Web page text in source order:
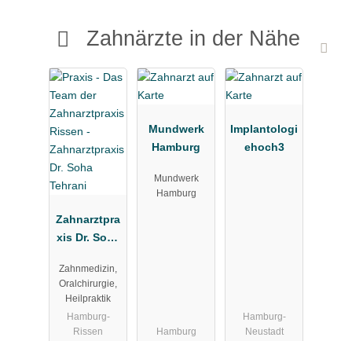
Zahnärzte in der Nähe
Zahnarztpra
xis Dr. Soha
Zahnmedizin,
Oralchirurgie,
Heilpraktik
Hamburg-
Rissen
Mundwerk
Hamburg
Mundwerk
Hamburg
Hamburg
Implantologi
ehoch3
Hamburg-
Neustadt